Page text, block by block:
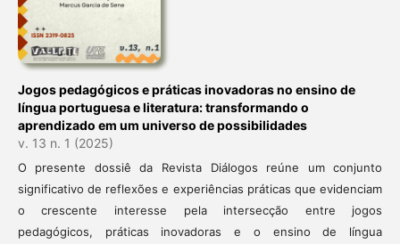
Jogos pedagógicos e práticas inovadoras no ensino de
língua portuguesa e literatura: transformando o
aprendizado em um universo de possibilidades
v. 13 n. 1 (2025)
O presente dossiê da Revista Diálogos reúne um conjunto
significativo de reflexões e experiências práticas que evidenciam
o crescente interesse pela intersecção entre jogos
pedagógicos, práticas inovadoras e o ensino de língua